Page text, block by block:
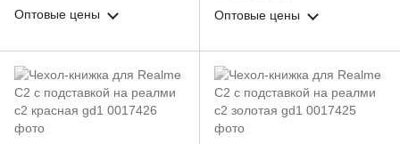
Оптовые цены Оптовые цены